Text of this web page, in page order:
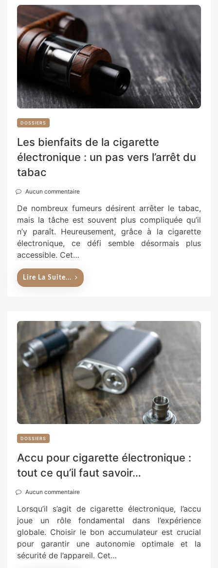
DOSSIERS
Les bienfaits de la cigarette
électronique : un pas vers l’arrêt du
tabac
Aucun commentaire
De nombreux fumeurs désirent arrêter le tabac,
mais la tâche est souvent plus compliquée qu’il
n’y paraît. Heureusement, grâce à la cigarette
électronique, ce défi semble désormais plus
accessible. Cet…
Lire La Suite...
DOSSIERS
Accu pour cigarette électronique :
tout ce qu’il faut savoir…
Aucun commentaire
Lorsqu’il s’agit de cigarette électronique, l’accu
joue un rôle fondamental dans l’expérience
globale. Choisir le bon accumulateur est crucial
pour garantir une autonomie optimale et la
sécurité de l’appareil. Cet…